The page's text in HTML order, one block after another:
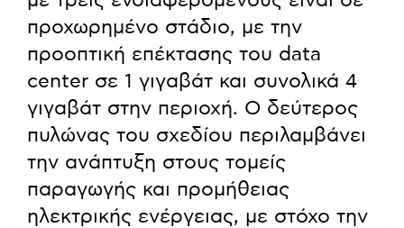
προχωρημένο στάδιο, με την
προοπτική επέκτασης του data
center σε 1 γιγαβάτ και συνολικά 4
γιγαβάτ στην περιοχή. Ο δεύτερος
πυλώνας του σχεδίου περιλαμβάνει
την ανάπτυξη στους τομείς
παραγωγής και προμήθειας
ηλεκτρικής ενέργειας, με στόχο την